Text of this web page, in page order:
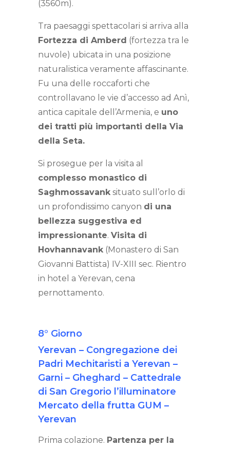
(3560m).
Tra paesaggi spettacolari si arriva alla
Fortezza di Amberd (fortezza tra le
nuvole) ubicata in una posizione
naturalistica veramente affascinante.
Fu una delle roccaforti che
controllavano le vie d’accesso ad Anì,
antica capitale dell’Armenia, e uno
dei tratti più importanti della Via
della Seta.
Si prosegue per la visita al
complesso monastico di
Saghmossavanksituato sull’orlo di
un profondissimo canyon di una
bellezza suggestiva ed
impressionante. Visita di
Hovhannavank(Monastero di San
Giovanni Battista) IV-XIII sec. Rientro
in hotel a Yerevan, cena
pernottamento.
8° Giorno
Yerevan – Congregazione dei
Padri Mechitaristi a Yerevan –
Garni – Gheghard – Cattedrale
di San Gregorio l’illuminatore
Mercato della frutta GUM –
Yerevan
Prima colazione. Partenza per la